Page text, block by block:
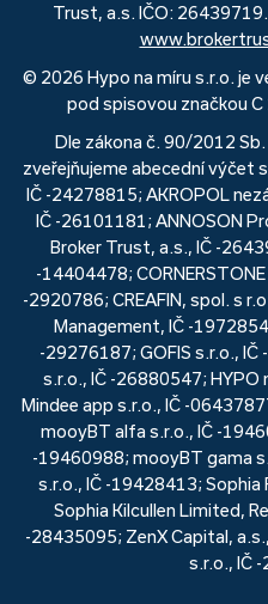
Trust, a.s. IČO:
© 2026 Hypo na míru s.r.o. je
pod spisovou značkou
Dle zákona č. 90/2012
zveřejňujeme abecední výčet
IČ -24278815; AKROPOL
IČ -26101181; ANNOSON
Broker Trust, a.s., IČ -
-14404478;
-2920786; CREAFIN, spol. s
Management, IČ -
-29276187; GOFIS s.r.o., IČ
s.r.o., IČ -26880547; HYPO
Mindee app s.r.o., IČ -
mooyBT alfa s.r.o., IČ -
-19460988; mooyBT gama
s.r.o., IČ -19428413; Sophia
Sophia Kilcullen Limited,
-28435095; ZenX Capital,
s.r.o., IČ